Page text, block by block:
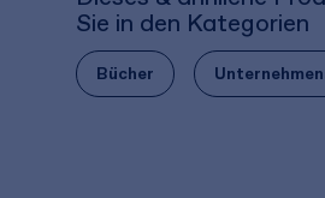
Sie in den Kategorien
Bücher